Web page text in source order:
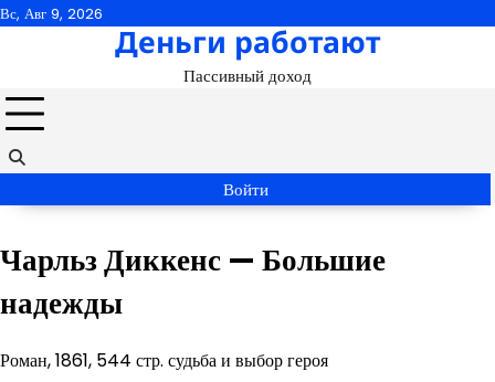
Перейти
Вс, Авг 9, 2026
Деньги работают
Пассивный доход
Войти
Чарльз Диккенс — Большие
надежды
Роман, 1861, 544 стр. судьба и выбор героя